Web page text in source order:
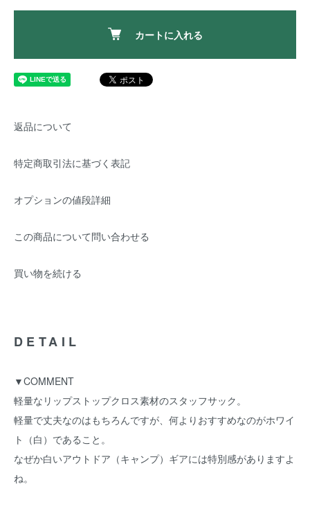
カートに入れる
返品について
特定商取引法に基づく表記
オプションの値段詳細
この商品について問い合わせる
買い物を続ける
DETAIL
▼COMMENT
軽量なリップストップクロス素材のスタッフサック。
軽量で丈夫なのはもちろんですが、何よりおすすめなのがホワイ
ト（白）であること。
なぜか白いアウトドア（キャンプ）ギアには特別感がありますよ
ね。